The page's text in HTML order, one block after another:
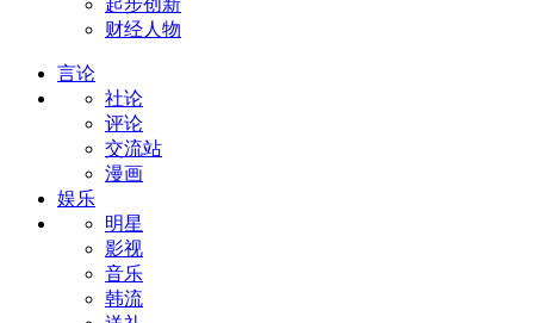
起步创新
财经人物
言论
社论
评论
交流站
漫画
娱乐
明星
影视
音乐
韩流